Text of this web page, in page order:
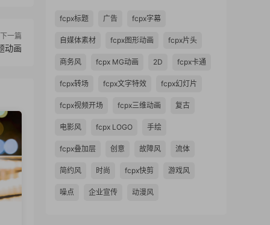
下一篇
动画
fcpx标题 广告 fcpx字幕
自媒体素材 fcpx图形动画 fcpx片头
商务风 fcpx MG动画 2D fcpx卡通
fcpx转场 fcpx文字特效 fcpx幻灯片
fcpx视频开场 fcpx三维动画 复古
电影风 fcpx LOGO 手绘
fcpx叠加层 创意 故障风 流体
简约风 时尚 fcpx快剪 游戏风
噪点 企业宣传 动漫风